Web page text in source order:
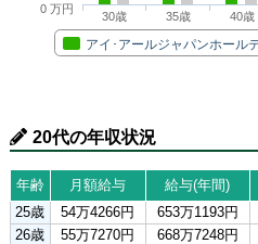
アイ･アールジャパンホール
30歳 35歳 40歳
0 万円
20代の年収状況
年齢 月額給与 給与(年間)
25歳
54万4266円 653万1193円
26歳
55万7270円 668万7248円